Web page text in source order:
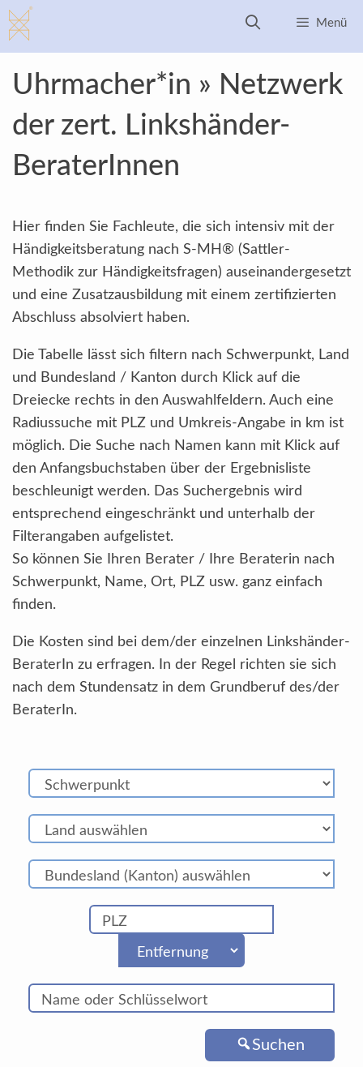
Zum
Inhalt
springen
Menü
Uhrmacher*in » Netzwerk
der zert. Linkshänder-
BeraterInnen
Hier finden Sie Fachleute, die sich intensiv mit der
Händigkeitsberatung nach S-MH® (Sattler-
Methodik zur Händigkeitsfragen) auseinandergesetzt
und eine Zusatzausbildung mit einem zertifizierten
Abschluss absolviert haben.
Die Tabelle lässt sich filtern nach Schwerpunkt, Land
und Bundesland / Kanton durch Klick auf die
Dreiecke rechts in den Auswahlfeldern. Auch eine
Radiussuche mit PLZ und Umkreis-Angabe in km ist
möglich. Die Suche nach Namen kann mit Klick auf
den Anfangsbuchstaben über der Ergebnisliste
beschleunigt werden. Das Suchergebnis wird
entsprechend eingeschränkt und unterhalb der
Filterangaben aufgelistet.
So können Sie Ihren Berater / Ihre Beraterin nach
Schwerpunkt, Name, Ort, PLZ usw. ganz einfach
finden.
Die Kosten sind bei dem/der einzelnen Linkshänder-
BeraterIn zu erfragen. In der Regel richten sie sich
nach dem Stundensatz in dem Grundberuf des/der
BeraterIn.
Suchen